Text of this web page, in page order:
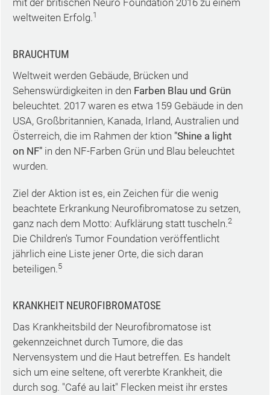
mit der britischen Neuro Foundation 2016 zu einem
weltweiten Erfolg.1
BRAUCHTUM
Weltweit werden Gebäude, Brücken und
Sehenswürdigkeiten in den Farben Blau und Grün
beleuchtet. 2017 waren es etwa 159 Gebäude in den
USA, Großbritannien, Kanada, Irland, Australien und
Österreich, die im Rahmen der ktion "Shine a light
on NF"in den NF-Farben Grün und Blau beleuchtet
wurden.
Ziel der Aktion ist es, ein Zeichen für die wenig
beachtete Erkrankung Neurofibromatose zu setzen,
ganz nach dem Motto: Aufklärung statt tuscheln.2
Die Children's Tumor Foundation veröffentlicht
jährlich eine Liste jener Orte, die sich daran
beteiligen.5
KRANKHEIT NEUROFIBROMATOSE
Das Krankheitsbild der Neurofibromatose ist
gekennzeichnet durch Tumore, die das
Nervensystem und die Haut betreffen. Es handelt
sich um eine seltene, oft vererbte Krankheit, die
durch sog. "Café au lait" Flecken meist ihr erstes